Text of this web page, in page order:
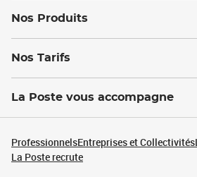
Nos Produits
Nos Tarifs
La Poste vous accompagne
ProfessionnelsEntreprises et Collectivités
La Poste recrute